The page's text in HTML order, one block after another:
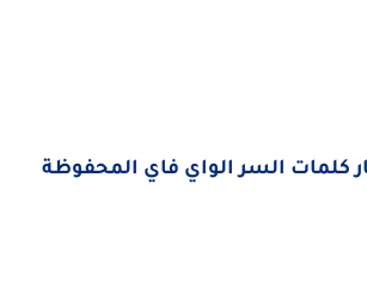
كلمات السر الواي فاي المحفوظة